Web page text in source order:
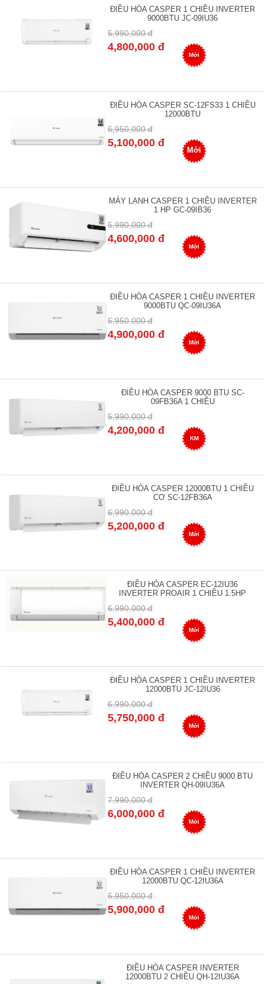
ĐIỀU HÒA CASPER 1 CHIỀU INVERTER
9000BTU JC-09IU36
5,990,000 đ
4,800,000 đ
Mới
ĐIỀU HÒA CASPER SC-12FS33 1 CHIỀU
12000BTU
6,950,000 đ
5,100,000 đ
Mới
MÁY LẠNH CASPER 1 CHIỀU INVERTER
1 HP GC-09IB36
5,990,000 đ
4,600,000 đ
Mới
ĐIỀU HÒA CASPER 1 CHIỀU INVERTER
9000BTU QC-09IU36A
5,950,000 đ
4,900,000 đ
Mới
ĐIỀU HÒA CASPER 9000 BTU SC-
09FB36A 1 CHIỀU
5,990,000 đ
4,200,000 đ
KM
ĐIỀU HÒA CASPER 12000BTU 1 CHIỀU
CƠ SC-12FB36A
6,990,000 đ
5,200,000 đ
Mới
ĐIỀU HÒA CASPER EC-12IU36
INVERTER PROAIR 1 CHIỀU 1.5HP
6,990,000 đ
5,400,000 đ
Mới
ĐIỀU HÒA CASPER 1 CHIỀU INVERTER
12000BTU JC-12IU36
6,990,000 đ
5,750,000 đ
Mới
ĐIỀU HÒA CASPER 2 CHIỀU 9000 BTU
INVERTER QH-09IU36A
7,990,000 đ
6,000,000 đ
Mới
ĐIỀU HÒA CASPER 1 CHIỀU INVERTER
12000BTU QC-12IU36A
6,950,000 đ
5,900,000 đ
Mới
ĐIỀU HÒA CASPER INVERTER
12000BTU 2 CHIỀU QH-12IU36A